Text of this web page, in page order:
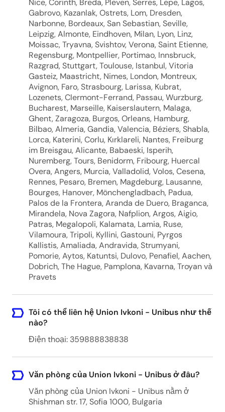
Nice, Corinth, Breda, Pleven, Serres, Lepe, Lagos,
Gabrovo, Kazanlak, Ostrets, Lom, Dresden,
Narbonne, Bordeaux, San Sebastian, Seville,
Leipzig, Almonte, Eindhoven, Milan, Lyon, Linz,
Moissac, Tryavna, Svishtov, Verona, Saint Etienne,
Regensburg, Montpellier, Portimao, Innsbruck,
Razgrad, Stuttgart, Toulouse, Istanbul, Vitoria
Gasteiz, Maastricht, Nimes, London, Montreux,
Avignon, Faro, Strasbourg, Larissa, Kubrat,
Lozenets, Clermont-Ferrand, Passau, Wurzburg,
Bucharest, Marseille, Kaiserslautern, Malaga,
Ghent, Zaragoza, Burgos, Orleans, Hamburg,
Bilbao, Almeria, Gandia, Valencia, Béziers, Shabla,
Lorca, Katerini, Corlu, Kırklareli, Nantes, Freiburg
im Breisgau, Alicante, Babaeski, Isperih,
Nuremberg, Tours, Benidorm, Fribourg, Huercal
Overa, Angers, Murcia, Valladolid, Volos, Cesena,
Rennes, Pesaro, Bremen, Magdeburg, Lausanne,
Bourges, Hanover, Mönchengladbach, Padua,
Palos de la Frontera, Aranda de Duero, Braganca,
Mirandela, Nova Zagora, Nafplion, Argos, Aigio,
Patras, Megalopoli, Kalamata, Lamia, Ruse,
Vilamoura, Tripoli, Kyllini, Gastouni, Pyrgos
Kallistis, Amaliada, Andravida, Strumyani,
Pomorie, Aytos, Katuntsi, Dulovo, Penafiel, Aachen,
Dobrich, The Hague, Pamplona, Kavarna, Troyan và
Pravets
Tôi có thể liên hệ Union Ivkoni - Unibus như thế
nào?
Điện thoại: 359888838838
Văn phòng của Union Ivkoni - Unibus ở đâu?
Văn phòng của Union Ivkoni - Unibus nằm ở
Shishman str. 17, Sofia 1000, Bulgaria